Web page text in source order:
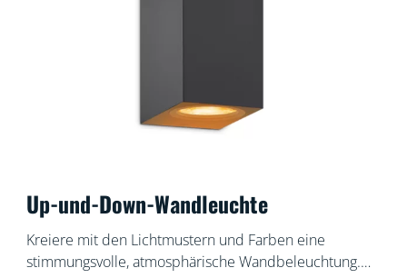
Up-und-Down-Wandleuchte
Kreiere mit den Lichtmustern und Farben eine
stimmungsvolle, atmosphärische Wandbeleuchtung.